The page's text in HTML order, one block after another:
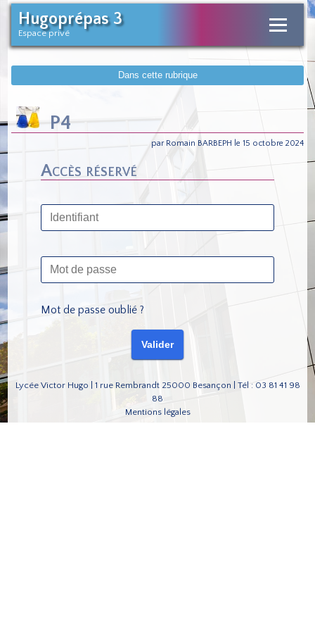
Hugoprépas 3
Espace privé
Dans cette rubrique
P4
par Romain BARBEPH le 15 octobre 2024
Accès réservé
Mot de passe oublié ?
Lycée Victor Hugo | 1 rue Rembrandt 25000 Besançon | Tél : 03 81 41 98
88
Mentions légales